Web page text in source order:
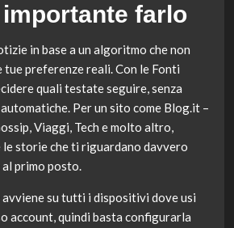
importante farlo
in base a un algoritmo che non
tue preferenze reali. Con le Fonti
quali testate seguire, senza
Per un sito come Blog.it –
Viaggi, Tech e molto altro,
storie che ti riguardano davvero
primo posto.
avviene su tutti i dispositivi dove usi
account, quindi basta configurarla